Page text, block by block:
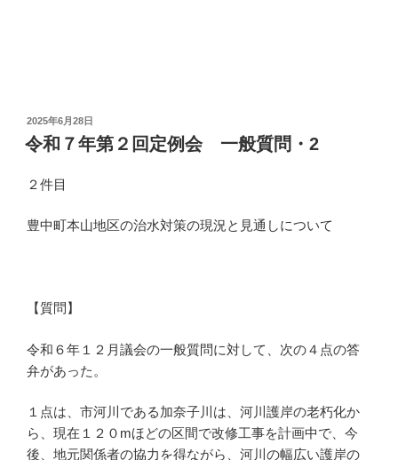
投
稿
日:
2025年6月28日
令和７年第２回定例会 一般質問・2
２件目
豊中町本山地区の治水対策の現況と見通しについて
【質問】
令和６年１２月議会の一般質問に対して、次の４点の答
弁があった。
１点は、市河川である加奈子川は、河川護岸の老朽化か
ら、現在１２０mほどの区間で改修工事を計画中で、今
後、地元関係者の協力を得ながら、河川の幅広い護岸の